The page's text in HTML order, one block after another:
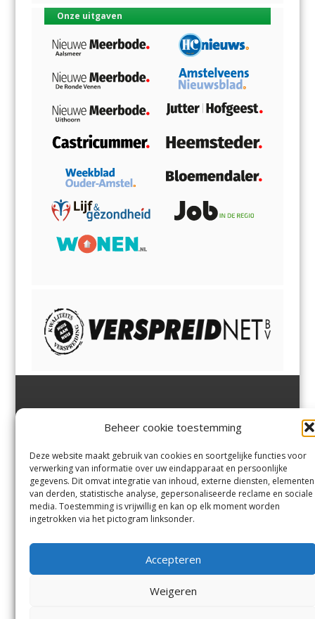
Beheer cookie toestemming
Deze website maakt gebruik van cookies en soortgelijke functies voor
verwerking van informatie over uw eindapparaat en persoonlijke
gegevens. Dit omvat integratie van inhoud, externe diensten, elementen
van derden, statistische analyse, gepersonaliseerde reclame en sociale
media. Toestemming is vrijwillig en kan op elk moment worden
ingetrokken via het pictogram linksonder.
Accepteren
Weigeren
Onze uitgaven
Margadantstraat 34
0255-533900
info@jutter.nlofinfo@hofgee
st.nl
Velserbroek,Velsen-Zuid,
Zuid,Driehuisen
Spaarnwoude.
Contact
Andere uitgaven
Voorwaarden